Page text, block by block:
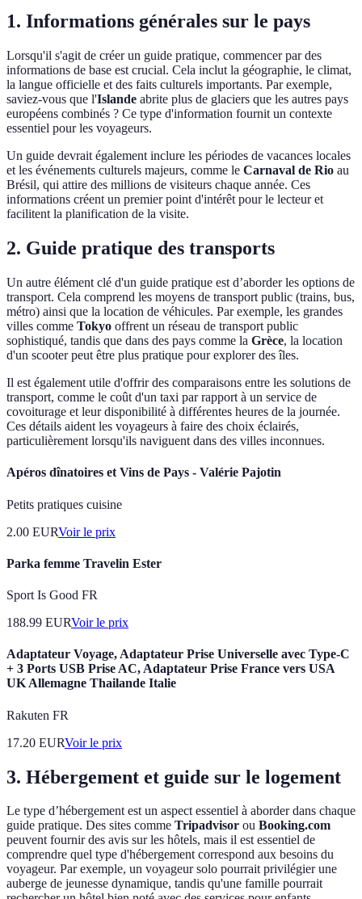
1. Informations générales sur le pays
Lorsqu'il s'agit de créer un guide pratique, commencer par des
informations de base est crucial. Cela inclut la géographie, le climat,
la langue officielle et des faits culturels importants. Par exemple,
saviez-vous que l'Islande abrite plus de glaciers que les autres pays
européens combinés ? Ce type d'information fournit un contexte
essentiel pour les voyageurs.
Un guide devrait également inclure les périodes de vacances locales
et les événements culturels majeurs, comme le Carnaval de Rio au
Brésil, qui attire des millions de visiteurs chaque année. Ces
informations créent un premier point d'intérêt pour le lecteur et
facilitent la planification de la visite.
2. Guide pratique des transports
Un autre élément clé d'un guide pratique est d’aborder les options de
transport. Cela comprend les moyens de transport public (trains, bus,
métro) ainsi que la location de véhicules. Par exemple, les grandes
villes comme Tokyo offrent un réseau de transport public
sophistiqué, tandis que dans des pays comme la Grèce, la location
d'un scooter peut être plus pratique pour explorer des îles.
Il est également utile d'offrir des comparaisons entre les solutions de
transport, comme le coût d'un taxi par rapport à un service de
covoiturage et leur disponibilité à différentes heures de la journée.
Ces détails aident les voyageurs à faire des choix éclairés,
particulièrement lorsqu'ils naviguent dans des villes inconnues.
Apéros dînatoires et Vins de Pays - Valérie Pajotin
Petits pratiques cuisine
2.00 EURVoir le prix
Parka femme Travelin Ester
Sport Is Good FR
188.99 EURVoir le prix
Adaptateur Voyage, Adaptateur Prise Universelle avec Type-C
+ 3 Ports USB Prise AC, Adaptateur Prise France vers USA
UK Allemagne Thailande Italie
Rakuten FR
17.20 EURVoir le prix
3. Hébergement et guide sur le logement
Le type d’hébergement est un aspect essentiel à aborder dans chaque
guide pratique. Des sites comme Tripadvisor ou Booking.com
peuvent fournir des avis sur les hôtels, mais il est essentiel de
comprendre quel type d'hébergement correspond aux besoins du
voyageur. Par exemple, un voyageur solo pourrait privilégier une
auberge de jeunesse dynamique, tandis qu'une famille pourrait